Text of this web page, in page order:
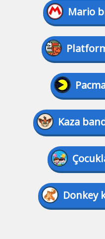
Mario
Kaza
Donkey